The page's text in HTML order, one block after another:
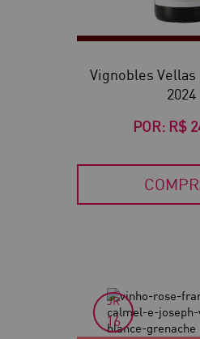
Vignobles Vellas
2024
POR: R$
JR
16